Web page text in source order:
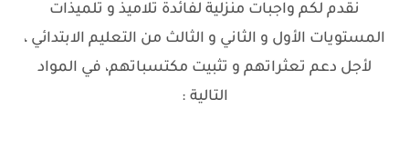
نقدم لكم واجبات منزلية لفائدة تلاميذ و تلميذات
المستويات الأول و الثاني و الثالث من التعليم الابتدائي ،
لأجل دعم تعثراتهم و تثبيت مكتسباتهم، في المواد
التالية .
: